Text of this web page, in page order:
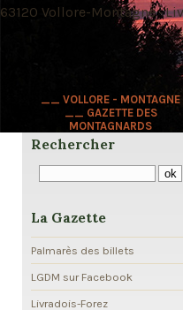
__ VOLLORE - MONTAGNE
__ GAZETTE DES
MONTAGNARDS
63120 Vollore-Montagne ·
Rechercher
La Gazette
Palmarès des billets
LGDM sur Facebook
Livradois-Forez